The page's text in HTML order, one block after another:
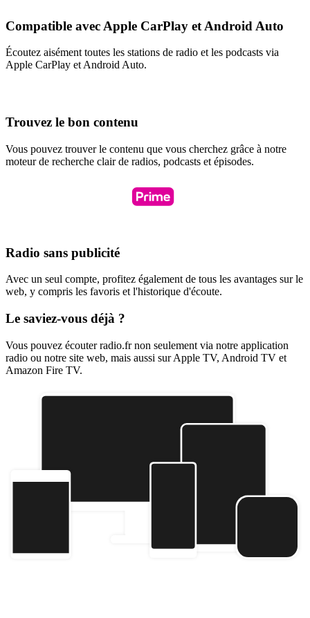
Compatible avec Apple CarPlay et Android Auto
Écoutez aisément toutes les stations de radio et les podcasts via
Apple CarPlay et Android Auto.
Trouvez le bon contenu
Vous pouvez trouver le contenu que vous cherchez grâce à notre
moteur de recherche clair de radios, podcasts et épisodes.
Radio sans publicité
Avec un seul compte, profitez également de tous les avantages sur le
web, y compris les favoris et l'historique d'écoute.
Le saviez-vous déjà ?
Vous pouvez écouter radio.fr non seulement via notre application
radio ou notre site web, mais aussi sur Apple TV, Android TV et
Amazon Fire TV.